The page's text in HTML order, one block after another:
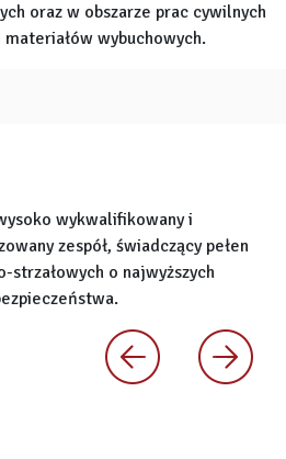
oraz w obszarze prac cywilnych
wybuchowych.
wykwalifikowany i
zespół, świadczący pełen
strzałowych o najwyższych